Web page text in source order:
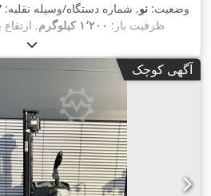
وضعیت: نو, شماره دستگاه/وسیله نقلیه:
, ظرفیت بار: ۱٬۲۰۰ کیلوگرم
, ارتفاع
۶۰۰ میلی‌متر
دکل:سیمپلکس, ارتفاع سازه:۲٬۲۸۰ ۲۴ V,
طول شاخک‌ها: آگهی کوچک